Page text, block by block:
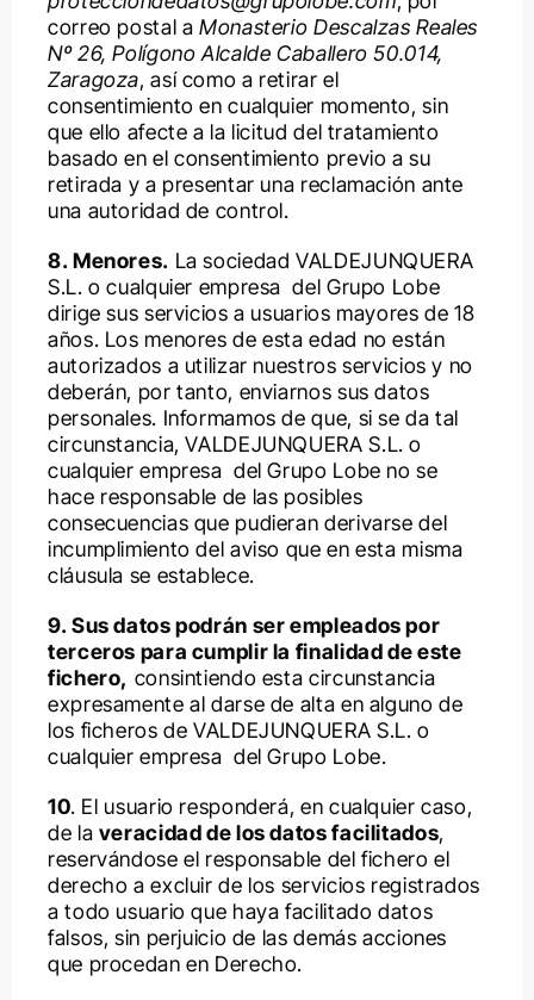
correo postal aMonasterio Descalzas Reales
Nº 26, Polígono Alcalde Caballero 50.014,
Zaragoza, así como a retirar el
consentimiento en cualquier momento, sin
que ello afecte a la licitud del tratamiento
basado en el consentimiento previo a su
retirada y a presentar una reclamación ante
una autoridad de control.
8. Menores. La sociedad VALDEJUNQUERA
S.L. o cualquier empresa del Grupo Lobe
dirige sus servicios a usuarios mayores de 18
años. Los menores de esta edad no están
autorizados a utilizar nuestros servicios y no
deberán, por tanto, enviarnos sus datos
personales. Informamos de que, si se da tal
circunstancia, VALDEJUNQUERA S.L. o
cualquier empresa del Grupo Lobe no se
hace responsable de las posibles
consecuencias que pudieran derivarse del
incumplimiento del aviso que en esta misma
cláusula se establece.
9. Sus datos podrán ser empleados por
terceros para cumplir la finalidad de este
fichero, consintiendo esta circunstancia
expresamente al darse de alta en alguno de
los ficheros de VALDEJUNQUERA S.L. o
cualquier empresa del Grupo Lobe.
10. El usuario responderá, en cualquier caso,
de la veracidad de los datos facilitados,
reservándose el responsable del fichero el
derecho a excluir de los servicios registrados
a todo usuario que haya facilitado datos
falsos, sin perjuicio de las demás acciones
que procedan en Derecho.